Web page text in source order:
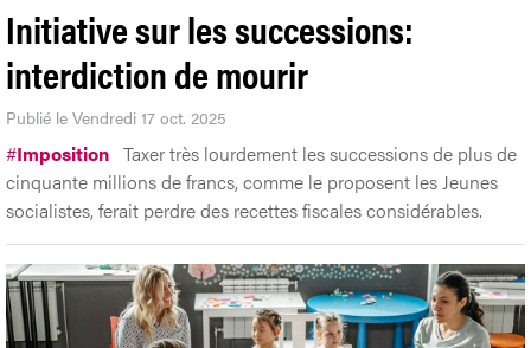
Initiative sur les successions:
interdiction de mourir
Publié le Vendredi 17 oct. 2025
#Imposition Taxer très lourdement les successions de plus de
cinquante millions de francs, comme le proposent les Jeunes
socialistes, ferait perdre des recettes fiscales considérables.